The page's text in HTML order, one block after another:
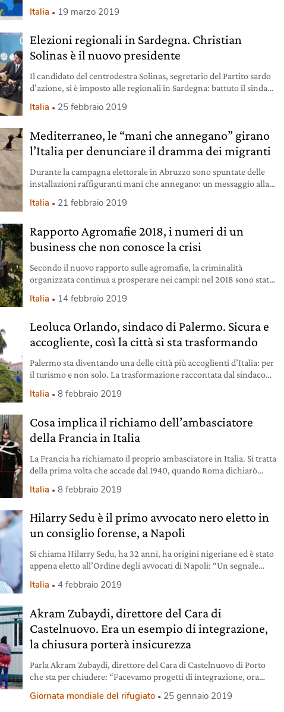
Italia 19 marzo 2019
Elezioni regionali in Sardegna. Christian
Solinas è il nuovo presidente
Il candidato del centrodestra Solinas, segretario del Partito sardo
d’azione, si è imposto alle regionali in Sardegna: battuto il sindaco
Italia 25 febbraio 2019
Mediterraneo, le “mani che annegano” girano
l’Italia per denunciare il dramma dei migranti
Durante la campagna elettorale in Abruzzo sono spuntate delle
installazioni raffiguranti mani che annegano: un messaggio alla
una protesta virale.
Italia 21 febbraio 2019
Rapporto Agromafie 2018, i numeri di un
business che non conosce la crisi
Secondo il nuovo rapporto sulle agromafie, la criminalità
organizzata continua a prosperare nei campi: nel 2018 sono stati
miliardi. È la mafia 3.0.
Italia 14 febbraio 2019
Leoluca Orlando, sindaco di Palermo. Sicura e
accogliente, così la città si sta trasformando
Palermo sta diventando una delle città più accoglienti d’Italia: per
il turismo e non solo. La trasformazione raccontata dal sindaco
Italia 8 febbraio 2019
Cosa implica il richiamo dell’ambasciatore
della Francia in Italia
La Francia ha richiamato il proprio ambasciatore in Italia. Si tratta
della prima volta che accade dal 1940, quando Roma dichiarò
Italia 8 febbraio 2019
Hilarry Sedu è il primo avvocato nero eletto in
un consiglio forense, a Napoli
Si chiama Hilarry Sedu, ha 32 anni, ha origini nigeriane ed è stato
appena eletto all’Ordine degli avvocati di Napoli: “Un segnale
sociale”.
Italia 4 febbraio 2019
Akram Zubaydi, direttore del Cara di
Castelnuovo. Era un esempio di integrazione,
la chiusura porterà insicurezza
Parla Akram Zubaydi, direttore del Cara di Castelnuovo di Porto
che sta per chiudere: “Facevamo progetti di integrazione, ora
insicurezza”.
Giornata mondiale del rifugiato 25 gennaio 2019